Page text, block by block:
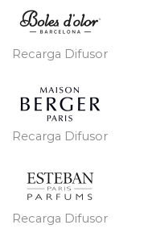
Recarga Difusor
Recarga Difusor
Recarga Difusor